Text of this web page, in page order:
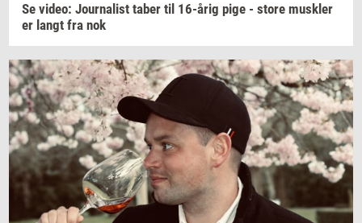
Se video: Jour­na­list taber til 16-årig pige - store mus­k­ler
er langt fra nok